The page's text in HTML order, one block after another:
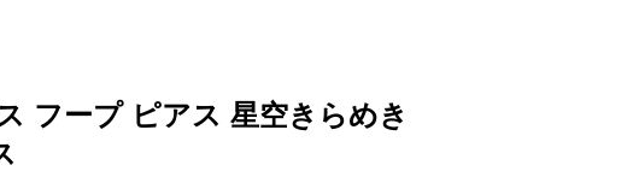
フープ ピアス 星空きらめき